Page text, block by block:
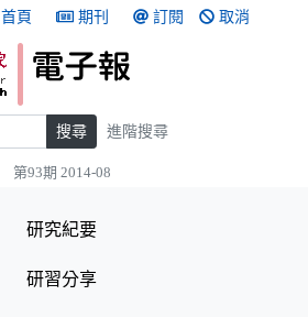
首頁 期刊 訂閱 取消
搜尋 進階搜尋
第93期 2014-08
研究紀要
研習分享